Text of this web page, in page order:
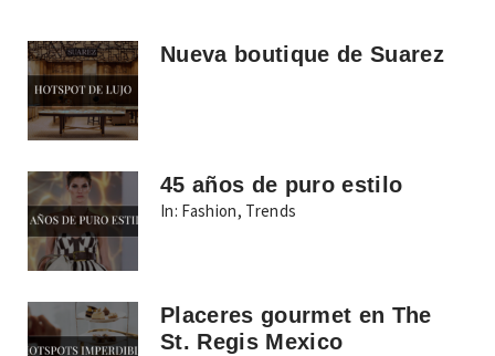
Nueva boutique de Suarez
45 años de puro estilo
In: Fashion, Trends
Placeres gourmet en The
St. Regis Mexico